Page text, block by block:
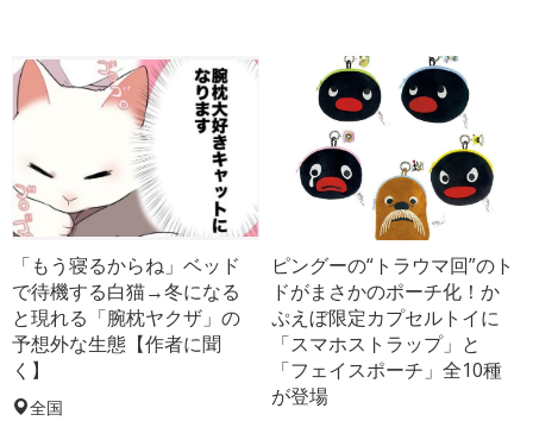
「もう寝るからね」ベッド
で待機する白猫→冬になる
と現れる「腕枕ヤクザ」の
予想外な生態【作者に聞
く】
全国
ピングーの“トラウマ回”のト
ドがまさかのポーチ化！か
ぷえぼ限定カプセルトイに
「スマホストラップ」と
「フェイスポーチ」全10種
が登場